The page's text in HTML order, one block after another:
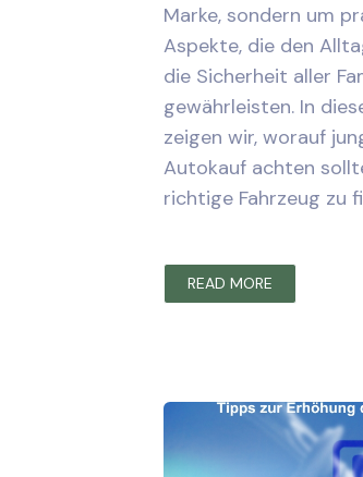
Marke, sondern um
Aspekte, die den
die Sicherheit aller
gewährleisten. In
zeigen wir, worauf
Autokauf achten
richtige Fahrzeug zu
READ MORE